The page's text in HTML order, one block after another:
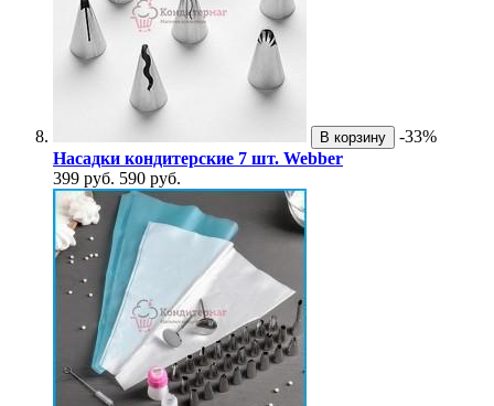
В корзину
-33%
Насадки кондитерские 7 шт. Webber
399 руб. 590 руб.